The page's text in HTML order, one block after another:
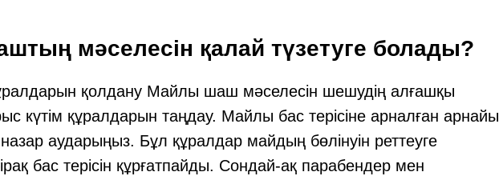
мәселесін қалай түзетуге болады?
қолдану Майлы шаш мәселесін шешудің алғашқы
күтім құралдарын таңдау. Майлы бас терісіне арналған арнайы
аударыңыз. Бұл құралдар майдың бөлінуін реттеуге
бас терісін құрғатпайды. Сондай-ақ парабендер мен